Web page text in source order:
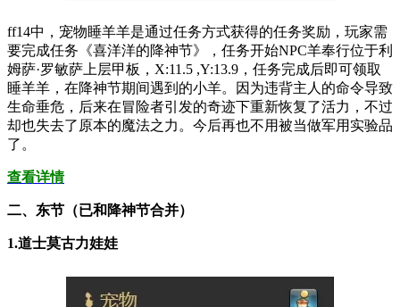
ff14中，宠物睡羊羊是通过任务方式获得的任务奖励，玩家需
要完成任务《喜洋洋的降神节》，任务开始NPC羊奉行位于利
姆萨·罗敏萨上层甲板，X:11.5 ,Y:13.9，任务完成后即可领取
睡羊羊，在降神节期间遇到的小羊。因为违背主人的命令导致
生命垂危，后来在冒险者引发的奇迹下重新恢复了活力，不过
却也失去了原本的魔法之力。今后再也不用被当做军用实验品
了。
查看详情
二、东节（已和降神节合并）
1.道士莫古力娃娃